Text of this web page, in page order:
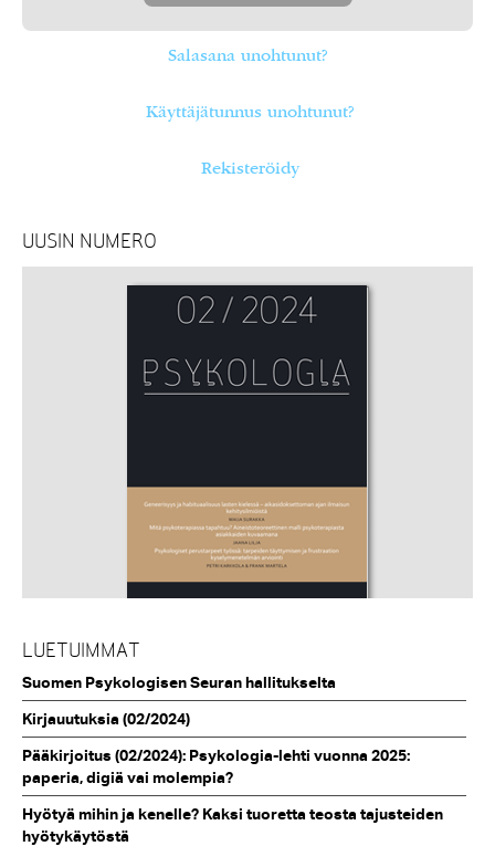
Salasana unohtunut?
Käyttäjätunnus unohtunut?
Rekisteröidy
UUSIN NUMERO
LUETUIMMAT
Suomen Psykologisen Seuran hallitukselta
Kirjauutuksia (02/2024)
Pääkirjoitus (02/2024): Psykologia-lehti vuonna 2025:
paperia, digiä vai molempia?
Hyötyä mihin ja kenelle? Kaksi tuoretta teosta tajusteiden
hyötykäytöstä